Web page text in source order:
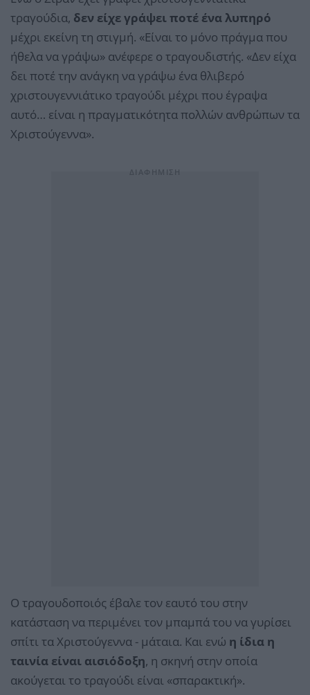
τραγούδια, δεν είχε γράψει ποτέ ένα λυπηρό
μέχρι εκείνη τη στιγμή. «Είναι το μόνο πράγμα που
ήθελα να γράψω» ανέφερε ο τραγουδιστής. «Δεν είχα
δει ποτέ την ανάγκη να γράψω ένα θλιβερό
χριστουγεννιάτικο τραγούδι μέχρι που έγραψα
αυτό… είναι η πραγματικότητα πολλών ανθρώπων τα
Χριστούγεννα».
Ο τραγουδοποιός έβαλε τον εαυτό του στην
κατάσταση να περιμένει τον μπαμπά του να γυρίσει
σπίτι τα Χριστούγεννα - μάταια. Και ενώ η ίδια η
ταινία είναι αισιόδοξη, η σκηνή στην οποία
ακούγεται το τραγούδι είναι «σπαρακτική».